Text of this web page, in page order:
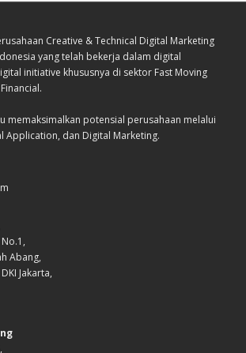
Creative & Technical Digital Marketing
yang telah bekerja dalam digital
initiative khususnya di sektor Fast Moving
memaksimalkan potensial perusahaan melalui
Application, dan Digital Marketing.
Abang,
Jakarta,